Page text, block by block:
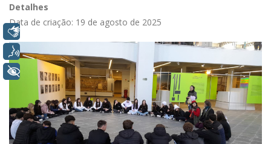
Detalhes
Data de criação: 19 de agosto de 2025
Libras
Voz
+ Acessibilidade